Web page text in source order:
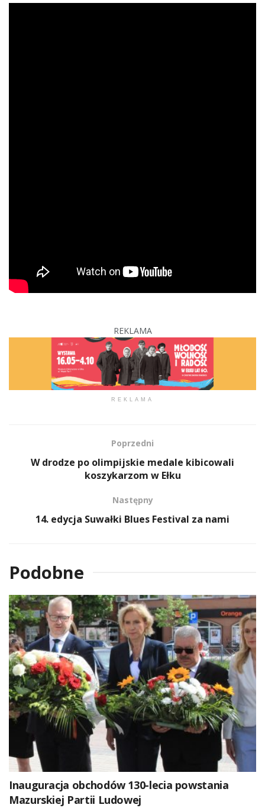
REKLAMA
REKLAMA
Poprzedni
W drodze po olimpijskie medale kibicowali
koszykarzom w Ełku
Następny
14. edycja Suwałki Blues Festival za nami
Podobne
Inauguracja obchodów 130-lecia powstania
Mazurskiej Partii Ludowej